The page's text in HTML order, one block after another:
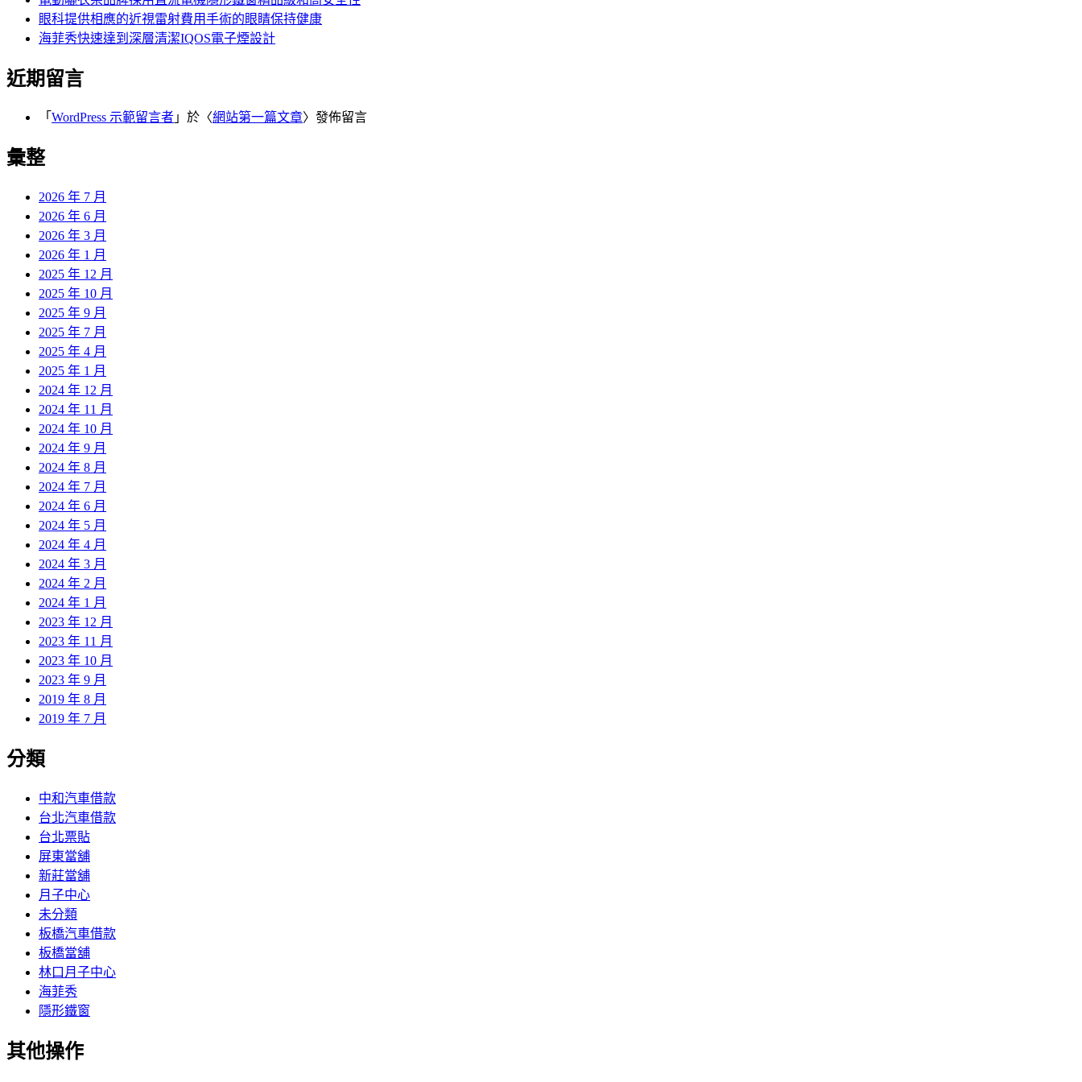
眼科提供相應的近視雷射費用手術的眼睛保持健康
海菲秀快速達到深層清潔IQOS電子煙設計
近期留言
「 WordPress 示範留言者 」於〈網站第一篇文章〉發佈留言
彙整
2026 年 7 月
2026 年 6 月
2026 年 3 月
2026 年 1 月
2025 年 12 月
2025 年 10 月
2025 年 9 月
2025 年 7 月
2025 年 4 月
2025 年 1 月
2024 年 12 月
2024 年 11 月
2024 年 10 月
2024 年 9 月
2024 年 8 月
2024 年 7 月
2024 年 6 月
2024 年 5 月
2024 年 4 月
2024 年 3 月
2024 年 2 月
2024 年 1 月
2023 年 12 月
2023 年 11 月
2023 年 10 月
2023 年 9 月
2019 年 8 月
2019 年 7 月
分類
中和汽車借款
台北汽車借款
台北票貼
屏東當舖
新莊當舖
月子中心
未分類
板橋汽車借款
板橋當舖
林口月子中心
海菲秀
隱形鐵窗
其他操作